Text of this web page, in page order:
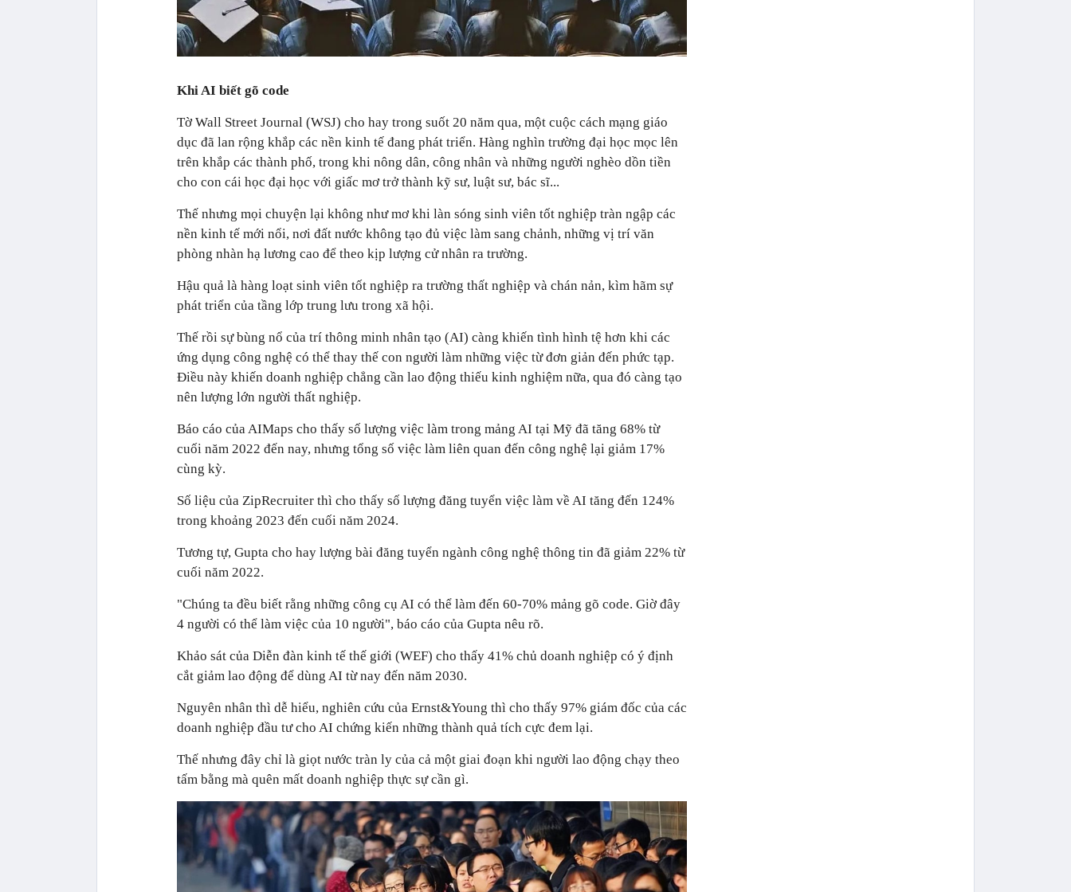
Khi AI biết gõ code
Tờ Wall Street Journal (WSJ) cho hay trong suốt 20 năm qua, một cuộc cách mạng giáo
dục đã lan rộng khắp các nền kinh tế đang phát triển. Hàng nghìn trường đại học mọc lên
trên khắp các thành phố, trong khi nông dân, công nhân và những người nghèo dồn tiền
cho con cái học đại học với giấc mơ trở thành kỹ sư, luật sư, bác sĩ...
Thế nhưng mọi chuyện lại không như mơ khi làn sóng sinh viên tốt nghiệp tràn ngập các
nền kinh tế mới nổi, nơi đất nước không tạo đủ việc làm sang chảnh, những vị trí văn
phòng nhàn hạ lương cao để theo kịp lượng cử nhân ra trường.
Hậu quả là hàng loạt sinh viên tốt nghiệp ra trường thất nghiệp và chán nản, kìm hãm sự
phát triển của tầng lớp trung lưu trong xã hội.
Thế rồi sự bùng nổ của trí thông minh nhân tạo (AI) càng khiến tình hình tệ hơn khi các
ứng dụng công nghệ có thể thay thế con người làm những việc từ đơn giản đến phức tạp.
Điều này khiến doanh nghiệp chẳng cần lao động thiếu kinh nghiệm nữa, qua đó càng tạo
nên lượng lớn người thất nghiệp.
Báo cáo của AIMaps cho thấy số lượng việc làm trong mảng AI tại Mỹ đã tăng 68% từ
cuối năm 2022 đến nay, nhưng tổng số việc làm liên quan đến công nghệ lại giảm 17%
cùng kỳ.
Số liệu của ZipRecruiter thì cho thấy số lượng đăng tuyển việc làm về AI tăng đến 124%
trong khoảng 2023 đến cuối năm 2024.
Tương tự, Gupta cho hay lượng bài đăng tuyển ngành công nghệ thông tin đã giảm 22% từ
cuối năm 2022.
"Chúng ta đều biết rằng những công cụ AI có thể làm đến 60-70% mảng gõ code. Giờ đây
4 người có thể làm việc của 10 người", báo cáo của Gupta nêu rõ.
Khảo sát của Diễn đàn kinh tế thế giới (WEF) cho thấy 41% chủ doanh nghiệp có ý định
cắt giảm lao động để dùng AI từ nay đến năm 2030.
Nguyên nhân thì dễ hiểu, nghiên cứu của Ernst&Young thì cho thấy 97% giám đốc của các
doanh nghiệp đầu tư cho AI chứng kiến những thành quả tích cực đem lại.
Thế nhưng đây chỉ là giọt nước tràn ly của cả một giai đoạn khi người lao động chạy theo
tấm bằng mà quên mất doanh nghiệp thực sự cần gì.